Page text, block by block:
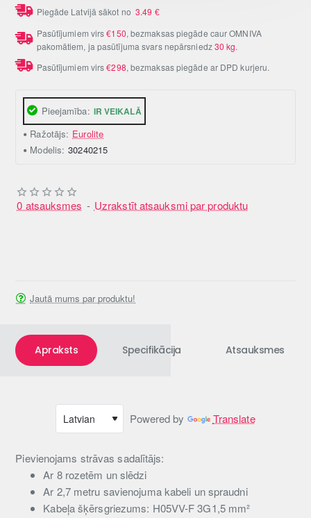
Pieejamība: IR VEIKALĀ
Ražotājs: Eurolite
Modelis: 30240215
0 atsauksmes - Uzrakstīt atsauksmi par produktu
Piegāde Latvijā sākot no3.49 €
Pasūtījumiem virs€150, bezmaksas piegāde caur OMNIVA
pakomātiem, ja pasūtījuma svars nepārsniedz30 kg.
Pasūtījumiem virs€298, bezmaksas piegāde ar DPD kurjeru.
Jautā mums par produktu!
Apraksts Specifikācija Atsauksmes
Powered by Translate
Pievienojams strāvas sadalītājs:
Ar 8 rozetēm un slēdzi
Ar 2,7 metru savienojuma kabeli un spraudni
Kabeļa šķērsgriezums: H05VV-F 3G1,5 mm²